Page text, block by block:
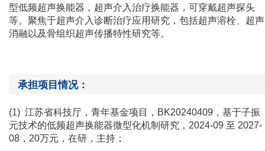
型低频超声换能器，超声介入治疗换能器，可穿戴超声探头
等。聚焦于超声介入诊断治疗应用研究，包括超声溶栓、超声
消融以及骨组织超声传播特性研究等。
承担项目情况：
(1) 江苏省科技厅 ， 青年基金项目 ， BK20240409 ， 基于子振
元技术的低频超声换能器微型化机制研究 ， 2024-09 至 2027-
08 ， 20万元 ， 在研 ， 主持 ；